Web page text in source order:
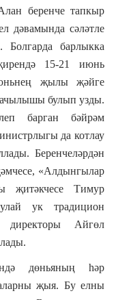
беренче тапкыр
дәвамында сәләтле
Болгарда барлыкка
15-21 июнь
җылы җәйге
булып узды.
барган бәйрәм
да котлау
Беренчеләрдән
«Алдынгылар
җитәкчесе Тимур
ук традицион
директоры Айгөл
дөньяның һәр
җыя. Бу елны